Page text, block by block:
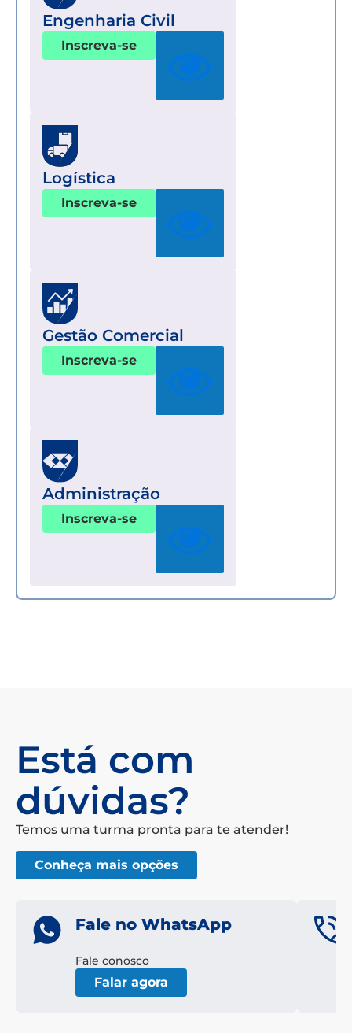
Engenharia Civil
Inscreva-se
Logística
Inscreva-se
Gestão Comercial
Inscreva-se
Administração
Inscreva-se
Está com
dúvidas?
Temos uma turma pronta para te atender!
Conheça mais opções
Fale no WhatsApp
Fale conosco
Falar agora